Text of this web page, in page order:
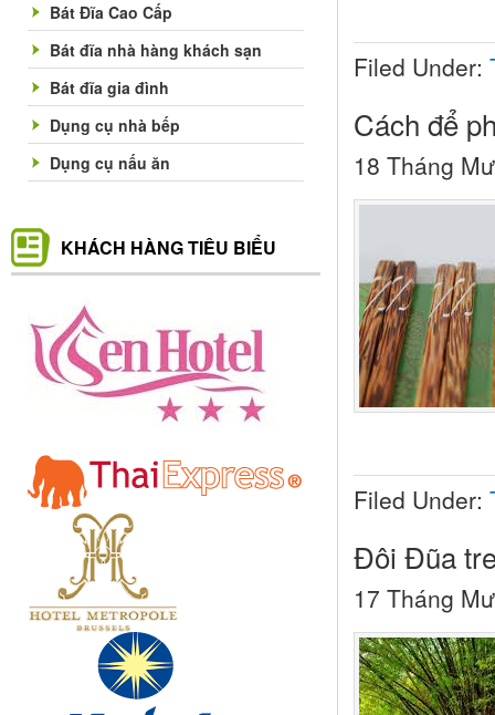
Filed Under:
Cách để
18 Tháng
Filed Under:
Đôi Đũa
17 Tháng
Bát Đĩa Cao Cấp
Bát đĩa nhà hàng khách sạn
Bát đĩa gia đình
Dụng cụ nhà bếp
Dụng cụ nấu ăn
KHÁCH HÀNG TIÊU BIỂU